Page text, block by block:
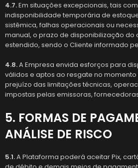
4.7.Em situações excepcionais, tais
indisponibilidade temporária de
sistêmica, falhas operacionais ou
manual, o prazo de disponibilização
estendido, sendo o Cliente informado
4.8.A Empresa envida esforços para
válidos e aptos ao resgate no
prejuízo das limitações técnicas,
impostas pelas emissoras,
5. FORMAS DE
ANÁLISE DE RISCO
5.1.A Plataforma poderá aceitar Pix,